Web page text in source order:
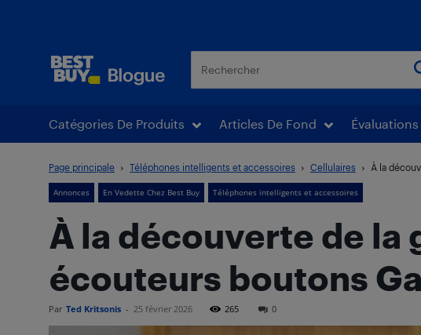
Catégories De Produits Articles De Fond Évaluations
Page principale Téléphones intelligents et accessoires Cellulaires À la
Annonces En Vedette Chez Best Buy Téléphones intelligents et accessoires
À la découverte de la
écouteurs boutons
Par Ted Kritsonis - 25 février 2026 265 0